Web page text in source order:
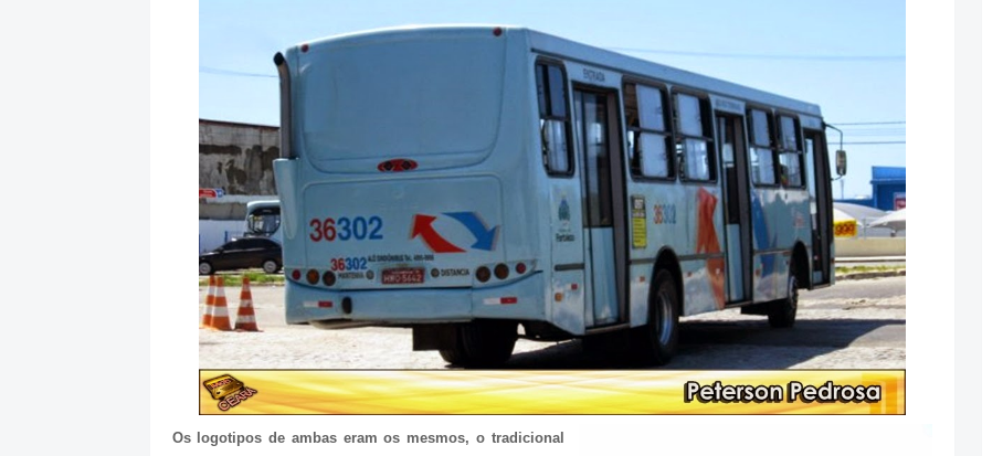
Os logotipos de ambas eram os mesmos, o tradicional